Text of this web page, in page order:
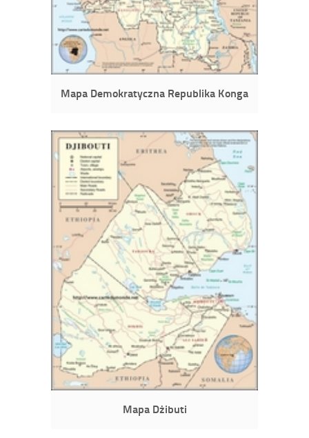
Mapa Demokratyczna Republika Konga
Mapa Dżibuti